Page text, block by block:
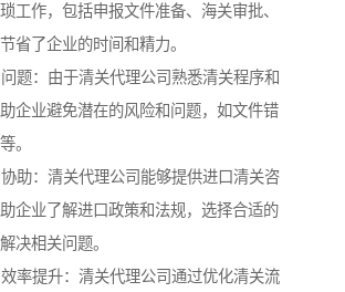
工作，包括申报文件准备、海关审批、
省了企业的时间和精力。
题：由于清关代理公司熟悉清关程序和
企业避免潜在的风险和问题，如文件错
。
助：清关代理公司能够提供进口清关咨
企业了解进口政策和法规，选择合适的
决相关问题。
率提升：清关代理公司通过优化清关流